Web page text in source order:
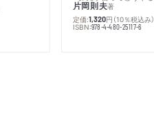
片岡則夫著
定価:1,320円 （10％税込み）
ISBN:978-4-480-25117-6